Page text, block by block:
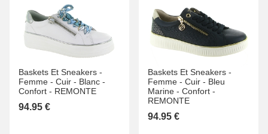
Baskets Et Sneakers -
Femme - Cuir - Blanc -
Confort - REMONTE
94.95 €
Baskets Et Sneakers -
Femme - Cuir - Bleu
Marine - Confort -
REMONTE
94.95 €